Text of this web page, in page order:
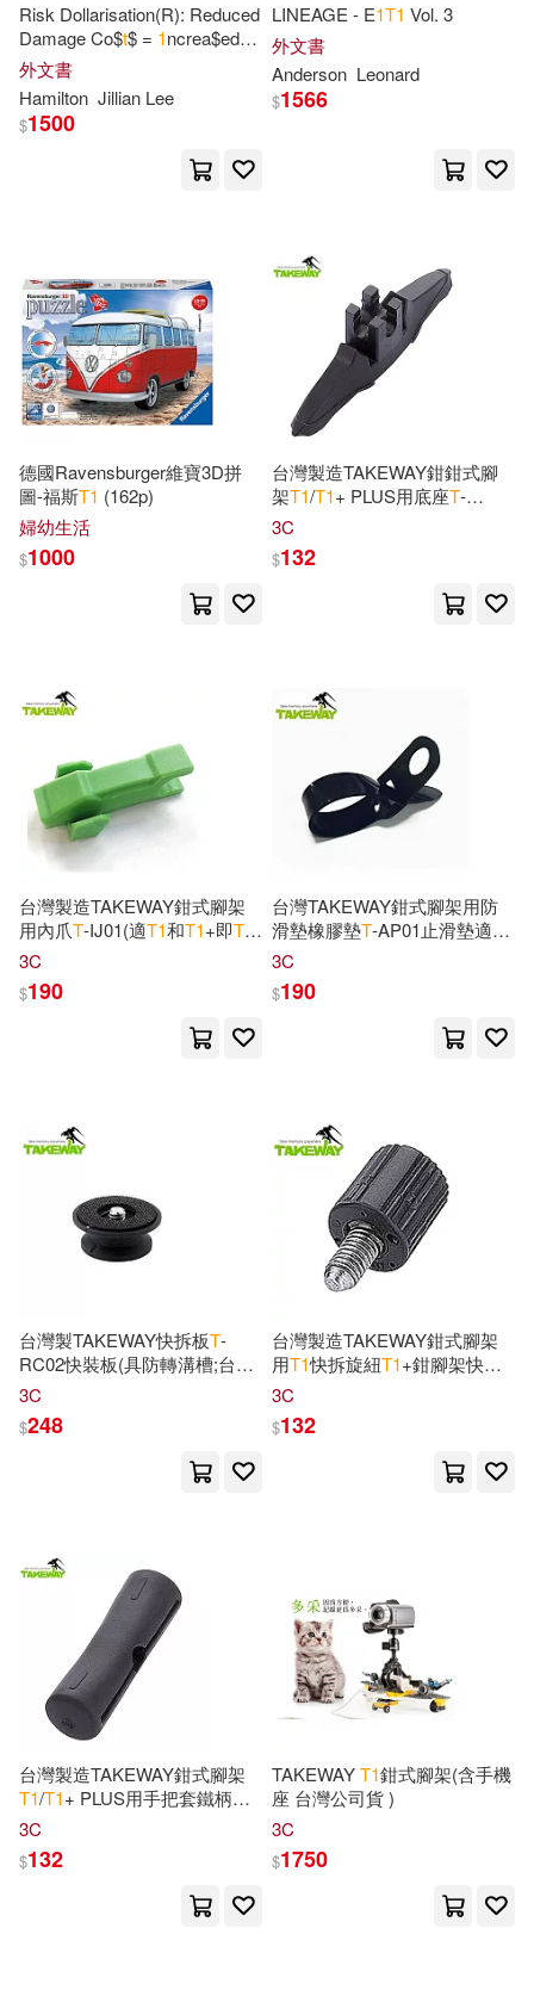
Joseph(5) Kanig(5)
Lawrence(5) Marlene(5)
Maximus(5)
Note Publishing(5)
Planners &. Journals(5)
Prophetic Community(5)
Richard(5) Rudi(5)
The Perfect Presen(5)
Thompson(5)
Ahmed Mounir(4)
Alcantara(4) Alexander(4)
Allison(4) Anderson(4)
Andy(4)
Art(4)
Black(4) Black River(4)
Bonnie(4)
Debbie Sue(4)
Dennis Le Boeuf(4)
Erick(4)
Gittleman(4)
I. Love(4)
J. T.(4)
Jesus(4) Joanne(4)
Martin(4)
Opus3(3)
Random House Inc(3)
南京大學出版社(3)
台灣角川(3) 基石築夢工場(3)
東華(3) 瑋秦出版(3)
講談社(3) 金牌大風(3)
Brilliance Audio(2)
Elsevier Science Health Science di
Hall Mark(2) IMPULSE(2)
McGraw-Hill College(2)
Parragon Inc(2)
Rocky Nook(2)
Simon & Schuster(2)
Taylor & Francis Asia Pacific(2)
Thomson Learning(2)
harmonia mundi(2)
中國水利水電出版社(2)
前衛(2)
北京圖書館出版社(2)
博影(2) 台灣東販(2)
大塊文化(2)
Risk Dollarisation(R): Reduced
Damage Co$t$ = 1ncrea$ed
Prof1t$
外文書
Hamilton Jillian Lee
$1500
LINEAGE - E1T1 Vol. 3
外文書
Anderson Leonard
$1566
德國Ravensburger維寶3D拼
圖-福斯T1 (162p)
婦幼生活
$1000
台灣製造TAKEWAY鉗鉗式腳
架T1/T1+ PLUS用底座T-
S01(台灣公司貨)
3C
$132
台灣製造TAKEWAY鉗式腳架
用內爪T-IJ01(適T1和T1+即T1
PLUS鉗腳架;台灣公司貨)適圓
3C
$190
台灣TAKEWAY鉗式腳架用防
滑墊橡膠墊T-AP01止滑墊適T1
R1
3C
$190
台灣製TAKEWAY快拆板T-
RC02快裝板(具防轉溝槽;台灣
公司貨)適
司貨
3C
$248
台灣製造TAKEWAY鉗式腳架
用T1快拆旋紐T1+鉗腳架快拆
旋鈕
3C
$132
台灣製造TAKEWAY鉗式腳架
T1/T1+ PLUS用手把套鐵柄套
T-H
3C
$132
TAKEWAYT1鉗式腳架(含手機
座 台灣公司貨 )
3C
$1750